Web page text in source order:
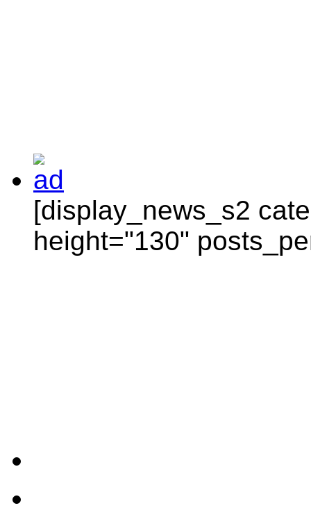
[display_news_s2
height="130"